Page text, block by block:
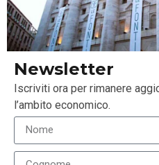
Newsletter
Iscriviti ora per rimanere
l’ambito economico.